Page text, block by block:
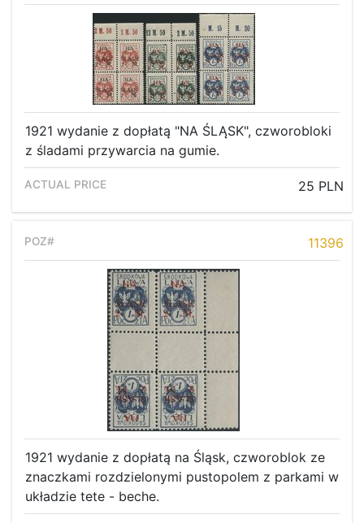
1921 wydanie z dopłatą "NA ŚLĄSK", czworobloki
z śladami przywarcia na gumie.
25 PLN
11396
1921 wydanie z dopłatą na Śląsk, czworoblok ze
znaczkami rozdzielonymi pustopolem z parkami w
układzie tete - beche.